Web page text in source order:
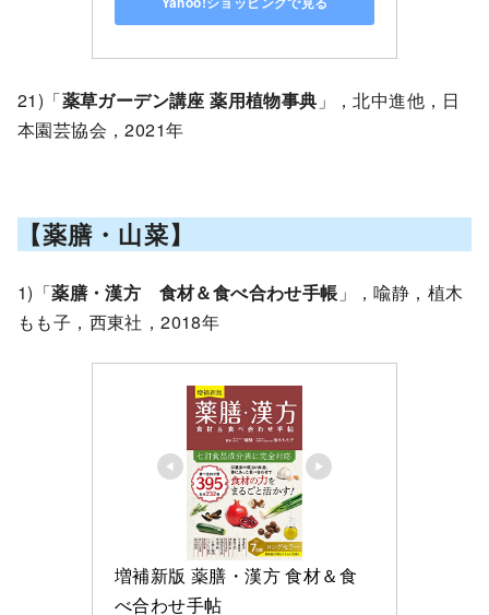
21)「薬草ガーデン講座 薬用植物事典 」，北中進他，日
本園芸協会，2021年
【薬膳・山菜】
1)「薬膳・漢方 食材＆食べ合わせ手帳 」，喩静，植木
もも子，西東社，2018年
増補新版 薬膳・漢方 食材＆食
べ合わせ手帖